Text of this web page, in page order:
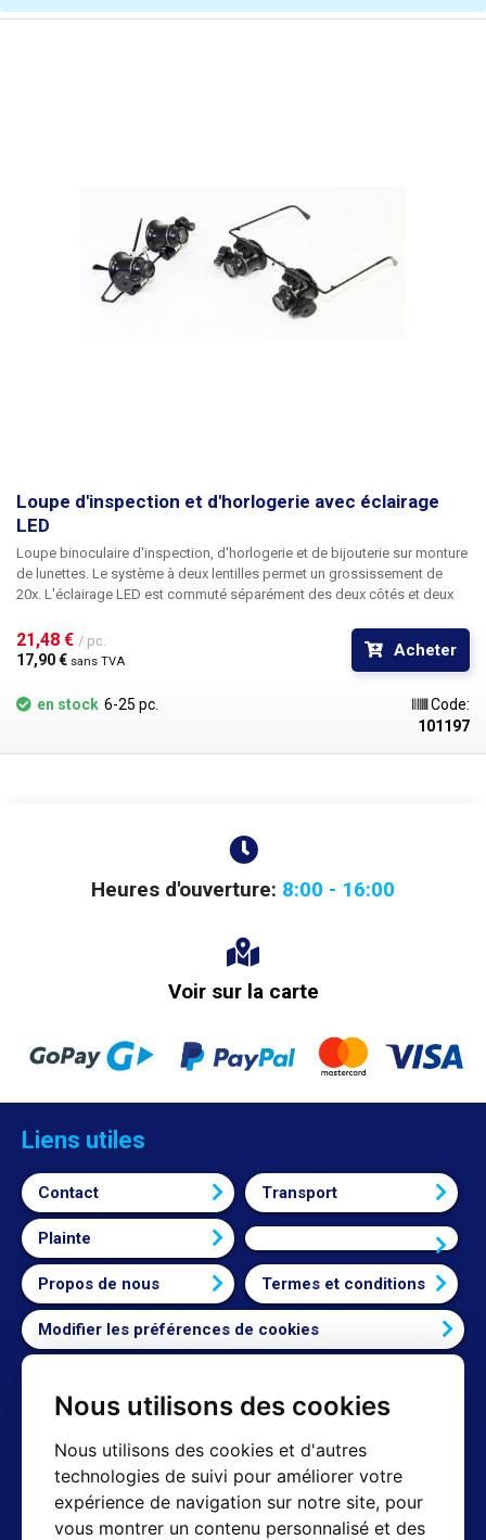
Nous utilisons des cookies
Nous utilisons des cookies et d'autres
technologies de suivi pour améliorer votre
expérience de navigation sur notre site, pour
vous montrer un contenu personnalisé et des
Loupe d'inspection et d'horlogerie avec éclairage
LED
Loupe binoculaire d'inspection, d'horlogerie et de bijouterie sur monture
de lunettes. Le système à deux lentilles permet un grossissement de
20x. L'éclairage LED est commuté séparément des deux côtés et deux
Les loupes droite et gauche peuvent être articulées indépendamment
afin de ne pas couvrir l'œil non utilisé.
21,48 € / pc.
17,90 € sans TVA
Acheter
en stock 6-25 pc.
Code:
101197
Heures d'ouverture: 8:00 - 16:00
Voir sur la carte
Liens utiles
Contact Transport
Plainte Connexion
Propos de nous Termes et conditions
Modifier les préférences de cookies
Contact
Shop mail : info@hotair.cz
+420 603 357 606 (Nur Englisch)
Lun-Ven : 8:00 - 16:00